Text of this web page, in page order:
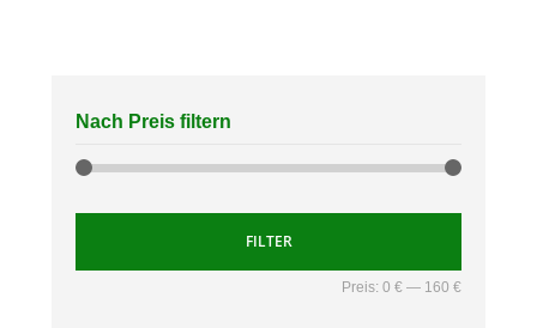
Nach Preis filtern
FILTER
Preis:0 € — 160 €